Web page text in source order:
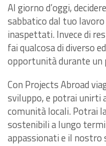
Al giorno d’oggi,
sabbatico dal tuo
inaspettati. Invece di
fai qualcosa di diverso
opportunità durante un
Con Projects Abroad
sviluppo, e potrai unirti
comunità locali. Potrai
sostenibili a lungo
appassionati e il nostro